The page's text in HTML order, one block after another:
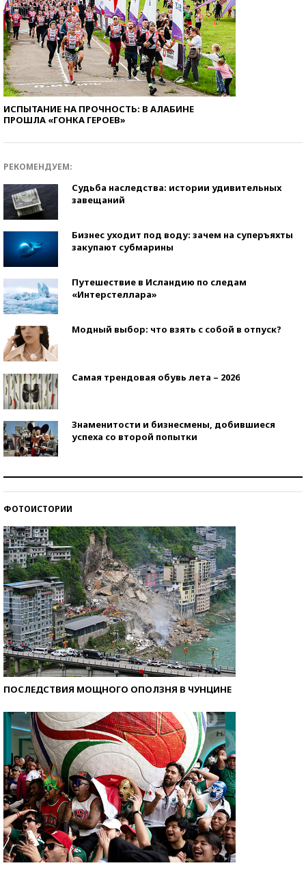
ИСПЫТАНИЕ НА ПРОЧНОСТЬ: В АЛАБИНЕ
ПРОШЛА «ГОНКА ГЕРОЕВ»
РЕКОМЕНДУЕМ:
Судьба наследства: истории удивительных
завещаний
Бизнес уходит под воду: зачем на суперъяхты
закупают субмарины
Путешествие в Исландию по следам
«Интерстеллара»
Модный выбор: что взять с собой в отпуск?
Самая трендовая обувь лета – 2026
Знаменитости и бизнесмены, добившиеся
успеха со второй попытки
ФОТОИСТОРИИ
ПОСЛЕДСТВИЯ МОЩНОГО ОПОЛЗНЯ В ЧУНЦИНЕ